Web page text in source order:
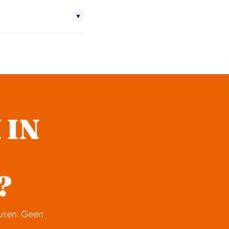
▼
IN
Geen